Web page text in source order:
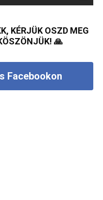
KÉRJÜK OSZD MEG
🙏
Facebookon